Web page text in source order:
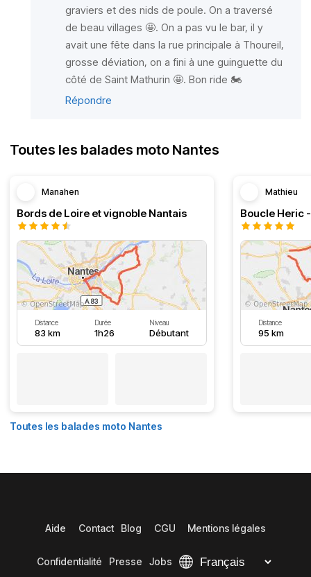
graviers et des nids de poule. On a traversé
de beau villages 🤩. On a pas vu le bar, il y
avait une fête dans la rue principale à Thoureil,
grosse déviation, on a fini à une guinguette du
côté de Saint Mathurin 🤩. Bon ride 🏍️
Répondre
Toutes les balades moto Nantes
Manahen
Bords de Loire et vignoble Nantais
Distance
83 km
Durée
1h26
Niveau
Débutant
Mathieu
Boucle Heric
Distance
95 km
Toutes les balades moto Nantes
Aide Contact Blog CGU Mentions légales
Confidentialité Presse Jobs